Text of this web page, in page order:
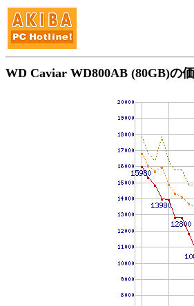
WD Caviar WD800AB (80GB)の